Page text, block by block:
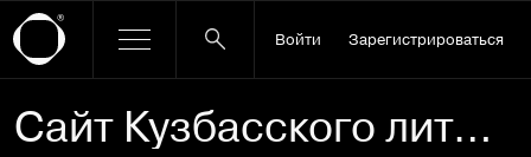
Войти Зарегистрироваться
Сайт Кузбасского литейного завода